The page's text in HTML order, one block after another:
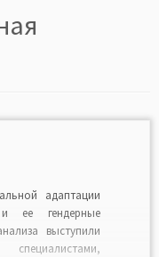
адаптации
ее гендерные
выступили